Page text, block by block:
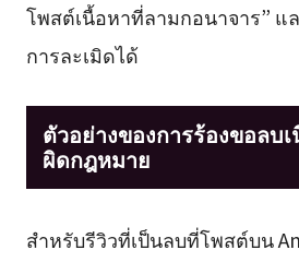
โพสต์เนื้อหาที่ลามกอนาจาร” แ
การละเมิดได้
ตัวอย่างของการร้องขอลบ
ผิดกฎหมาย
สำหรับรีวิวที่เป็นลบที่โพสต์บน